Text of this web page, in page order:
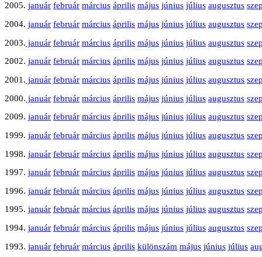
2005. január február március április május június július augusztus
2004. január február március április május június július augusztus
2003. január február március április május június július augusztus
2002. január február március április május június július augusztus
2001. január február március április május június július augusztus
2000. január február március április május június július augusztus
2009. január február március április május június július augusztus
1999. január február március április május június július augusztus
1998. január február március április május június július augusztus
1997. január február március április május június július augusztus
1996. január február március április május június július augusztus
1995. január február március április május június július augusztus
1994. január február március április május június július augusztus
1993. január február március április különszám május június július